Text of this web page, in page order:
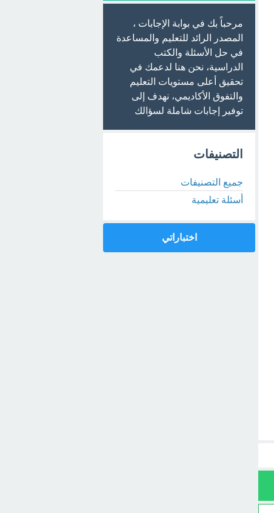
مرحباً بك في بوابة الإجابات ،
المصدر الرائد للتعليم والمساعدة
في حل الأسئلة والكتب
الدراسية، نحن هنا لدعمك في
تحقيق أعلى مستويات التعليم
والتفوق الأكاديمي، نهدف إلى
توفير إجابات شاملة لسؤالك
التصنيفات
جميع التصنيفات
أسئلة تعليمية
اختباراتي